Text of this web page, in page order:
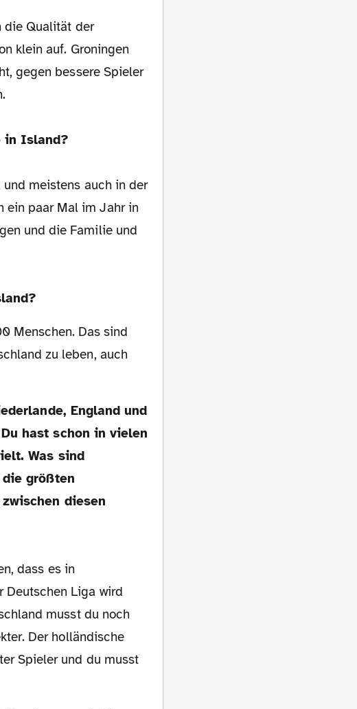
die Qualität der
klein auf. Groningen
gegen bessere Spieler
in Island?
meistens auch in der
ein paar Mal im Jahr in
und die Familie und
zu leben, auch
hast schon in vielen
Was sind
größten
diesen
dass es in
Deutschen Liga wird
musst du noch
Der holländische
Spieler und du musst